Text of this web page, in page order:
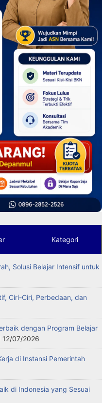
Kategori
Solusi Belajar Intensif untuk
Ciri-Ciri, Perbedaan, dan
dengan Program Belajar
12/07/2026
di Instansi Pemerintah
di Indonesia yang Sesuai